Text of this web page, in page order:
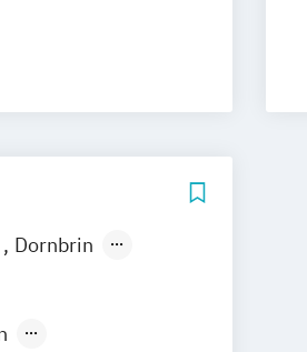
und
Dornbrin